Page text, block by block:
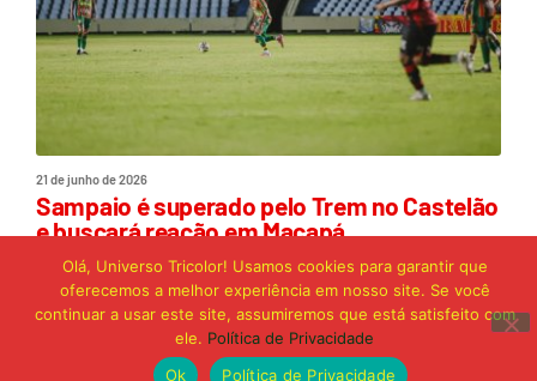
21 de junho de 2026
Sampaio é superado pelo Trem no Castelão
e buscará reação em Macapá
Publicidade
Olá, Universo Tricolor! Usamos cookies para garantir que
oferecemos a melhor experiência em nosso site. Se você
continuar a usar este site, assumiremos que está satisfeito com
ele. Política de Privacidade
Ok
Política de Privacidade